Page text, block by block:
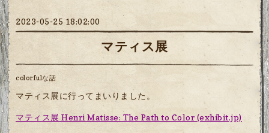
2023-05-25 18:02:00
マティス展
colorfulな話
マティス展に行ってまいりました。
マティス展 Henri Matisse: The Path to Color (exhibit.jp)